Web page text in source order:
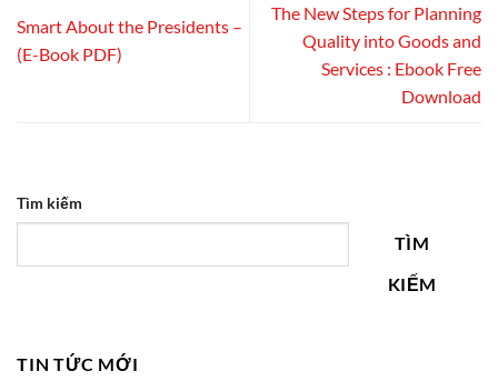
Smart About the Presidents –
(E-Book PDF)
The New Steps for Planning
Quality into Goods and
Services : Ebook Free
Download
Tìm kiếm
TÌM
KIẾM
TIN TỨC MỚI